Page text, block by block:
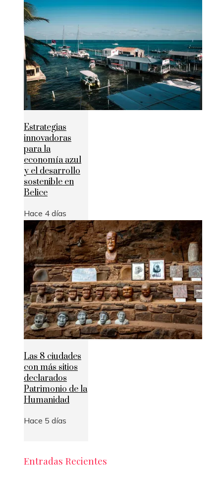
Estrategias
innovadoras
para la
economía azul
y el desarrollo
sostenible en
Belice
Hace 4 días
Las 8 ciudades
con más sitios
declarados
Patrimonio de la
Humanidad
Hace 5 días
Entradas Recientes